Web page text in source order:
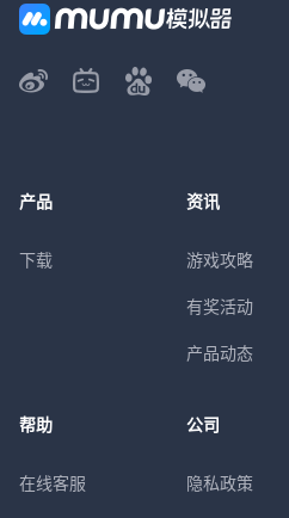
产品
下载
资讯
游戏攻略
有奖活动
产品动态
帮助
在线客服
公司
隐私政策